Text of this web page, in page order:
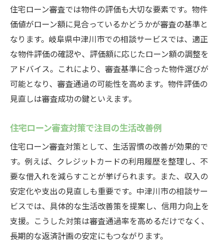
住宅ローン審査では物件の評価も大切な要素です。物件
価値がローン額に見合っているかどうかが審査の基準と
なります。岐阜県中津川市での相談サービスでは、適正
な物件評価の確認や、評価額に応じたローン額の調整を
アドバイス。これにより、審査基準に合った物件選びが
可能となり、審査通過の可能性を高めます。物件評価の
見直しは審査成功の鍵といえます。
住宅ローン審査対策で注目の生活改善例
住宅ローン審査対策として、生活習慣の改善が効果的で
す。例えば、クレジットカードの利用履歴を整理し、不
要な借入れを減らすことが挙げられます。また、収入の
安定化や支出の見直しも重要です。中津川市の相談サー
ビスでは、具体的な生活改善策を提案し、信用力向上を
支援。こうした対策は審査通過率を高めるだけでなく、
長期的な返済計画の安定にもつながります。